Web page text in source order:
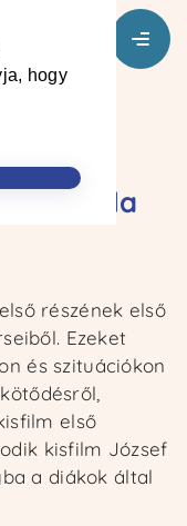
hogy
Attila
részének első
Ezeket
és szituációkon
első
kisfilm József
a diákok által